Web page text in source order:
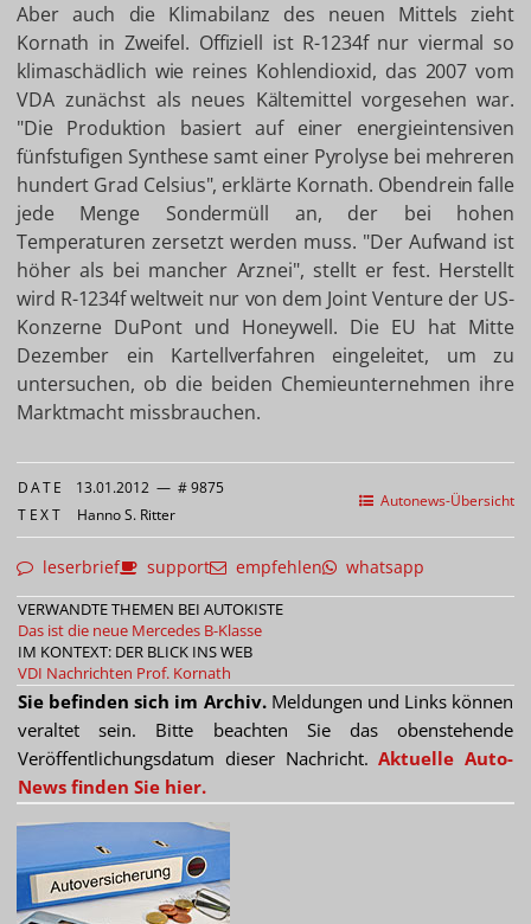
Aber auch die Klimabilanz des neuen Mittels zieht
Kornath in Zweifel. Offiziell ist R-1234f nur viermal so
klimaschädlich wie reines Kohlendioxid, das 2007 vom
VDA zunächst als neues Kältemittel vorgesehen war.
"Die Produktion basiert auf einer energieintensiven
fünfstufigen Synthese samt einer Pyrolyse bei mehreren
hundert Grad Celsius", erklärte Kornath. Obendrein falle
jede Menge Sondermüll an, der bei hohen
Temperaturen zersetzt werden muss. "Der Aufwand ist
höher als bei mancher Arznei", stellt er fest. Herstellt
wird R-1234f weltweit nur von dem Joint Venture der US-
Konzerne DuPont und Honeywell. Die EU hat Mitte
Dezember ein Kartellverfahren eingeleitet, um zu
untersuchen, ob die beiden Chemieunternehmen ihre
Marktmacht missbrauchen.
Autonews-Übersicht
DATE 13.01.2012 — # 9875
TEXT Hanno S. Ritter
leserbrief support empfehlen whatsapp
VERWANDTE THEMEN BEI AUTOKISTE
Das ist die neue Mercedes B-Klasse
IM KONTEXT: DER BLICK INS WEB
VDI Nachrichten Prof. Kornath
Sie befinden sich im Archiv.Meldungen und Links können
veraltet sein. Bitte beachten Sie das obenstehende
Veröffentlichungsdatum dieser Nachricht.Aktuelle Auto-
News finden Sie hier.